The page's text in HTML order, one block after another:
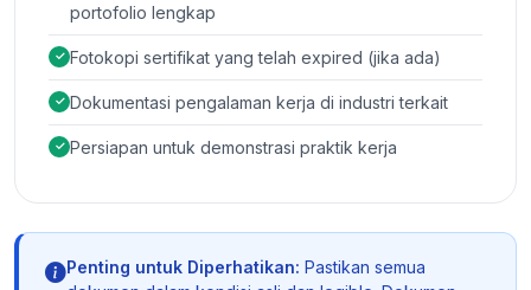
portofolio lengkap
Fotokopi sertifikat yang telah expired (jika ada)
Dokumentasi pengalaman kerja di industri terkait
Persiapan untuk demonstrasi praktik kerja
Penting untuk Diperhatikan: Pastikan semua